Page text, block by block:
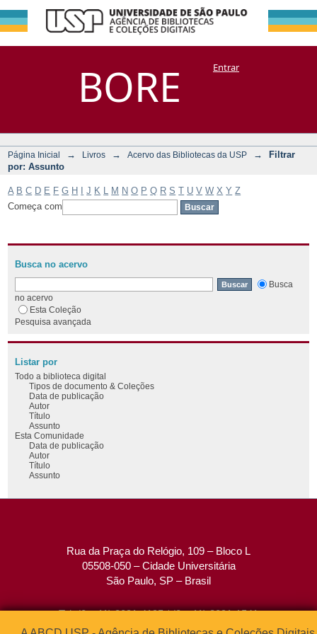
BORE
Filtrar por:
Assunto
DSpace/Manakin + CoriscoEntrar
Página Inicial → Livros → Acervo das Bibliotecas da USP →
Filtrar
por: Assunto
A B C D E F G H J K M N O P Q R S T U V W X Y Z
Começa com
Busca no acervo
Busca
no acervo
Esta Coleção
Pesquisa avançada
Listar por
Todo a biblioteca digital
Tipos de documento & Coleções
Data de publicação
Autor
Título
Assunto
Esta Comunidade
Data de publicação
Autor
Título
Assunto
Rua da Praça do Relógio, 109 – Bloco L
05508-050 – Cidade Universitária
São Paulo, SP – Brasil
Tel: (0xx11) 3091-4195 / (0xx11) 3091-1541
Fax: (0xx11) 3091-1567